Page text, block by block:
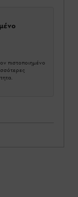
πιστοποιημένο